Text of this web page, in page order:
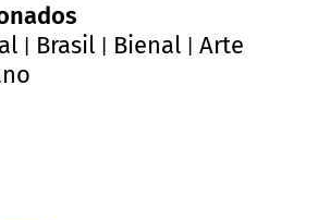
Brasil Bienal
Arte